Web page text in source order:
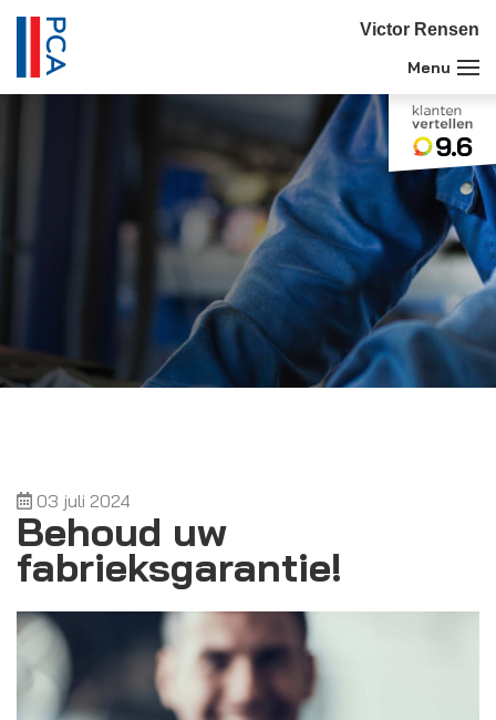
Victor Rensen
9.6
03 juli 2024
Behoud uw
fabrieksgarantie!